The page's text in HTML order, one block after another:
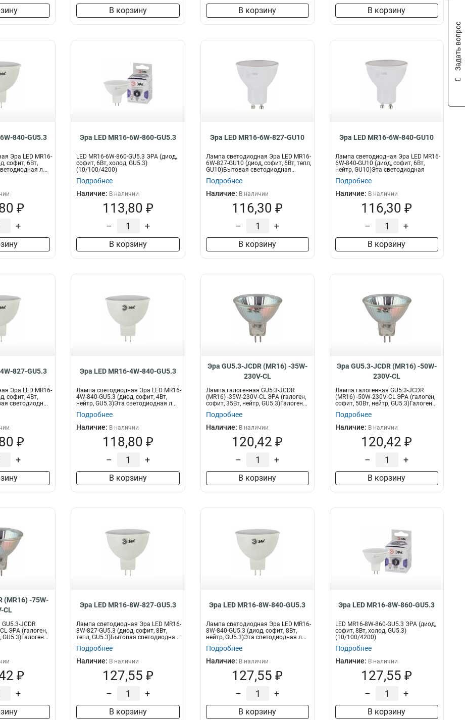
В корзину В корзину В корзину
840-GU5.3
Эра LED MR16-
софит, 6Вт,
л...
₽
+
Эра LED MR16-6W-860-GU5.3
LED MR16-6W-860-GU5.3 ЭРА (диод,
софит, 6Вт, холод, GU5.3)
(10/100/4200)
Подробнее
Наличие: В наличии
113,80 ₽
– +
В корзину
Эра LED MR16-6W-827-GU10
Лампа светодиодная Эра LED MR16-
6W-827-GU10 (диод, софит, 6Вт, тепл,
GU10)Бытовая светодиодная...
Подробнее
Наличие: В наличии
116,30 ₽
– +
В корзину
Эра LED MR16-6W-840-GU10
Лампа светодиодная Эра LED MR16-
6W-840-GU10 (диод, софит, 6Вт,
нейтр, GU10)Эта светодиодная
Подробнее
Наличие: В наличии
116,30 ₽
– +
В корзину
827-GU5.3
Эра LED MR16-
софит, 4Вт,
светодиодн...
₽
+
Эра LED MR16-4W-840-GU5.3
Лампа светодиодная Эра LED MR16-
4W-840-GU5.3 (диод, софит, 4Вт,
нейтр, GU5.3)Эта светодиодная л...
Подробнее
Наличие: В наличии
118,80 ₽
– +
В корзину
Эра GU5.3-JCDR (MR16) -35W-
230V-CL
Лампа галогенная GU5.3-JCDR
(MR16) -35W-230V-CL ЭРА (галоген,
софит, 35Вт, нейтр, GU5.3)Галоген...
Подробнее
Наличие: В наличии
120,42 ₽
– +
В корзину
Эра GU5.3-JCDR (MR16) -50W-
230V-CL
Лампа галогенная GU5.3-JCDR
(MR16) -50W-230V-CL ЭРА (галоген,
софит, 50Вт, нейтр, GU5.3)Галоген...
Подробнее
Наличие: В наличии
120,42 ₽
– +
В корзину
(MR16) -75W-
CL
JCDR
ЭРА (галоген,
₽
+
Эра LED MR16-8W-827-GU5.3
Лампа светодиодная Эра LED MR16-
8W-827-GU5.3 (диод, софит, 8Вт,
тепл, GU5.3)Бытовая светодиодна...
Подробнее
Наличие: В наличии
127,55 ₽
– +
В корзину
Эра LED MR16-8W-840-GU5.3
Лампа светодиодная Эра LED MR16-
8W-840-GU5.3 (диод, софит, 8Вт,
нейтр, GU5.3)Эта светодиодная л...
Подробнее
Наличие: В наличии
127,55 ₽
– +
В корзину
Эра LED MR16-8W-860-GU5.3
LED MR16-8W-860-GU5.3 ЭРА (диод,
софит, 8Вт, холод, GU5.3)
(10/100/4200)
Подробнее
Наличие: В наличии
127,55 ₽
– +
В корзину
Задать вопрос